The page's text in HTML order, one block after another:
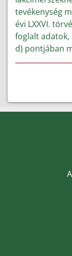
tevékenység
évi LXXVI.
foglalt adatok,
d) pontjában